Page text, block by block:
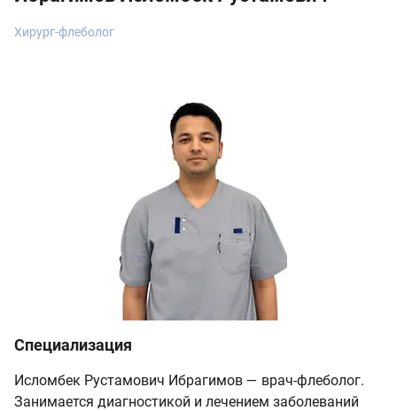
Хирург-флеболог
Специализация
Исломбек Рустамович Ибрагимов — врач-флеболог.
Занимается диагностикой и лечением заболеваний